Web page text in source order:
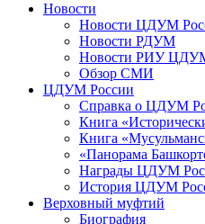
Новости
Новости ЦДУМ
Новости РДУМ
Новости РИУ
Обзор СМИ
ЦДУМ России
Справка о ЦДУМ
Книга
Книга
«Панорама
Награды ЦДУМ
История ЦДУМ
Верховный муфтий
Биография